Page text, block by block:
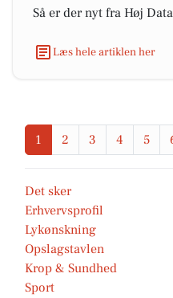
Så er der nyt fra Høj
Læs hele artiklen her
1 2 3 4 5
Det sker
Erhvervsprofil
Lykønskning
Opslagstavlen
Krop & Sundhed
Sport